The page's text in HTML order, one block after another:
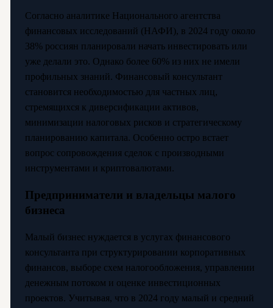
Согласно аналитике Национального агентства
финансовых исследований (НАФИ), в 2024 году около
38% россиян планировали начать инвестировать или
уже делали это. Однако более 60% из них не имели
профильных знаний. Финансовый консультант
становится необходимостью для частных лиц,
стремящихся к диверсификации активов,
минимизации налоговых рисков и стратегическому
планированию капитала. Особенно остро встает
вопрос сопровождения сделок с производными
инструментами и криптовалютами.
Предприниматели и владельцы малого
бизнеса
Малый бизнес нуждается в услугах финансового
консультанта при структурировании корпоративных
финансов, выборе схем налогообложения, управлении
денежным потоком и оценке инвестиционных
проектов. Учитывая, что в 2024 году малый и средний